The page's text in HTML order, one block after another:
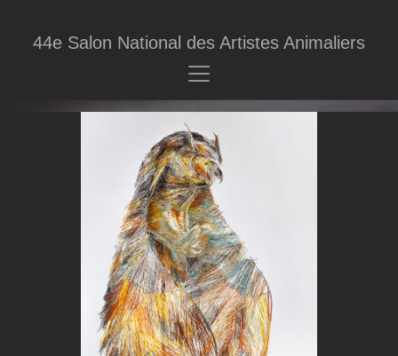
44e Salon National des Artistes Animaliers